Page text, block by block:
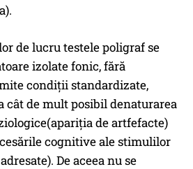
de lucru testele poligraf se
izolate fonic, fără
condiții standardizate,
cât de mult posibil denaturarea
de artfefacte)
cognitive ale stimulilor
De aceea nu se